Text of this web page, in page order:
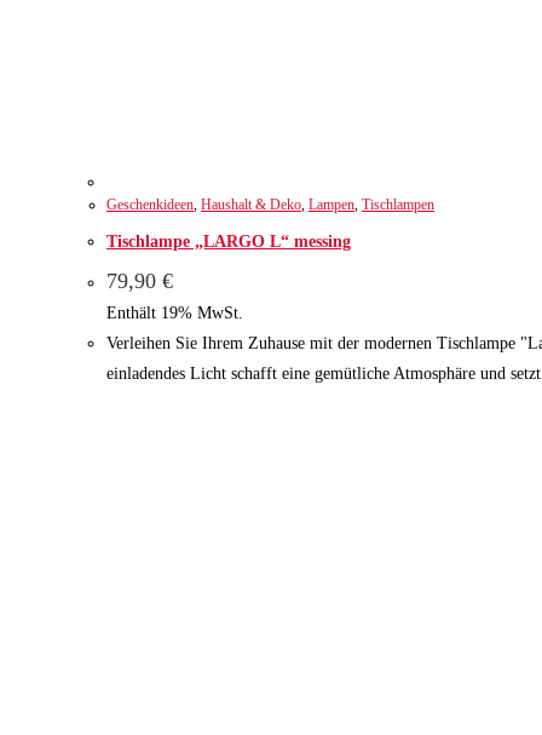
Geschenkideen, Haushalt & Deko, Lampen, Tischlampen
Tischlampe „LARGO L“ messing
79,90 €
Enthält 19% MwSt.
Verleihen Sie Ihrem Zuhause mit der modernen Tischlampe
einladendes Licht schafft eine gemütliche Atmosphäre und